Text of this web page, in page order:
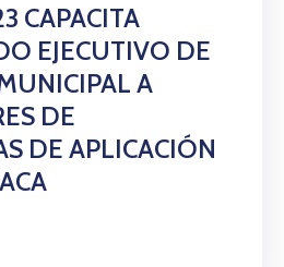
CAPACITA
EJECUTIVO DE
A
DE
DE APLICACIÓN